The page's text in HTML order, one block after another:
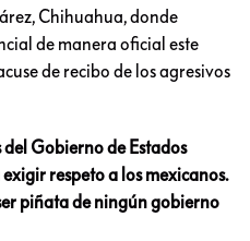
Chihuahua, donde
de manera oficial este
de recibo de los agresivos
del Gobierno de Estados
respeto a los mexicanos.
piñata de ningún gobierno